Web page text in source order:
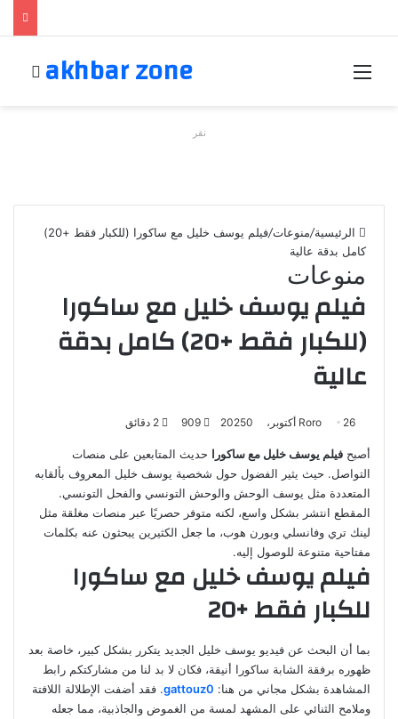
القائمة akhbar zone
نقر
الرئيسية/منوعات/
فيلم يوسف خليل مع ساكورا (للكبار فقط +20)
كامل بدقة عالية
منوعات
فيلم يوسف خليل مع ساكورا
(للكبار فقط +20) كامل بدقة
عالية
Roro 26 أكتوبر، 2025 0
أصبح فيلم يوسف خليل مع ساكورا حديث المتابعين على منصات
التواصل. حيث يثير الفضول حول شخصية يوسف خليل المعروف بألقابه
المتعددة مثل يوسف الوحش والوحش التونسي والفحل التونسي.
المقطع انتشر بشكل واسع، لكنه متوفر حصريًا عبر منصات مغلقة مثل
لينك تري وفانسلي وبورن هوب، ما جعل الكثيرين يبحثون عنه بكلمات
مفتاحية متنوعة للوصول إليه.
فيلم يوسف خليل مع ساكورا
للكبار فقط +20
بما أن البحث عن فيديو يوسف خليل الجديد يتكرر بشكل كبير، خاصة بعد
ظهوره برفقة الشابة ساكورا أنيقة، فكان لا بد لنا من مشاركتكم رابط
المشاهدة بشكل مجاني من هنا: gattouz0. فقد أضفت الإطلالة اللافتة
وملامح الثنائي على المشهد لمسة من الغموض والجاذبية، مما جعله